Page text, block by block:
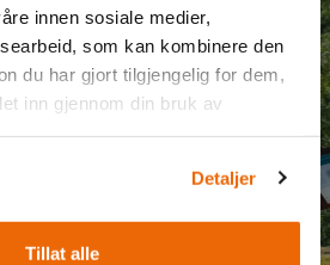
innen sosiale medier,
som kan kombinere den
du har gjort tilgjengelig for dem,
inn gjennom din bruk av
Detaljer
Tillat alle